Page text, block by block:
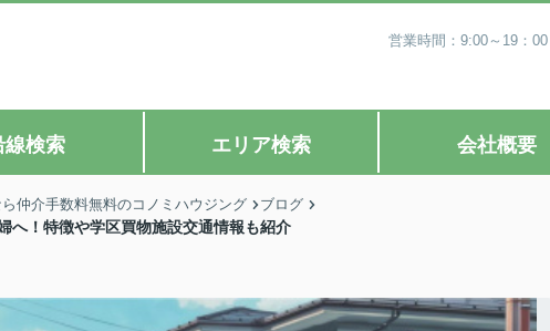
営業時間：9:00～19：
線検索 エリア検索 会社概要
仲介手数料無料のコノミハウジング ブログ
へ！特徴や学区買物施設交通情報も紹介